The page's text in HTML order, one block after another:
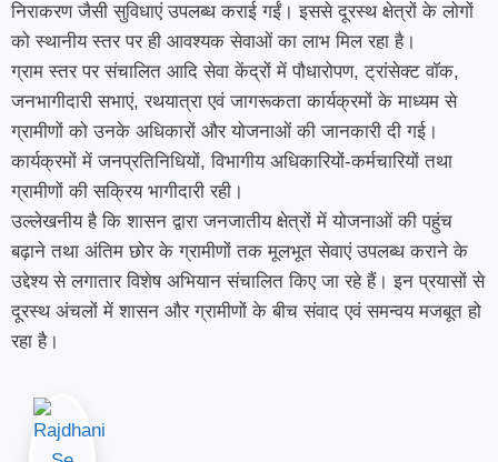
निराकरण जैसी सुविधाएं उपलब्ध कराई गईं। इससे दूरस्थ क्षेत्रों के लोगों
को स्थानीय स्तर पर ही आवश्यक सेवाओं का लाभ मिल रहा है।
ग्राम स्तर पर संचालित आदि सेवा केंद्रों में पौधारोपण, ट्रांसेक्ट वॉक,
जनभागीदारी सभाएं, रथयात्रा एवं जागरूकता कार्यक्रमों के माध्यम से
ग्रामीणों को उनके अधिकारों और योजनाओं की जानकारी दी गई।
कार्यक्रमों में जनप्रतिनिधियों, विभागीय अधिकारियों-कर्मचारियों तथा
ग्रामीणों की सक्रिय भागीदारी रही।
उल्लेखनीय है कि शासन द्वारा जनजातीय क्षेत्रों में योजनाओं की पहुंच
बढ़ाने तथा अंतिम छोर के ग्रामीणों तक मूलभूत सेवाएं उपलब्ध कराने के
उद्देश्य से लगातार विशेष अभियान संचालित किए जा रहे हैं। इन प्रयासों से
दूरस्थ अंचलों में शासन और ग्रामीणों के बीच संवाद एवं समन्वय मजबूत हो
रहा है।